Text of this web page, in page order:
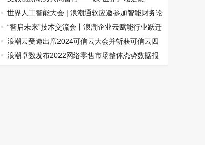
”与“东方艺谷 ”为例 文旅产业的新时代使命
世界人工智能大会 | 浪潮通软应邀参加智能财务论
坛“智启未来”技术交流会丨浪潮企业云赋能行业跃迁
浪潮云受邀出席2024可信云大会并斩获可信云四
项大奖
浪潮卓数发布2022网络零售市场整体态势数据报